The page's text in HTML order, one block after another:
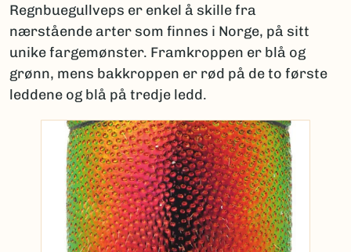
Regnbuegullveps er enkel å skille fra
nærstående arter som finnes i Norge, på sitt
unike fargemønster. Framkroppen er blå og
grønn, mens bakkroppen er rød på de to første
leddene og blå på tredje ledd.